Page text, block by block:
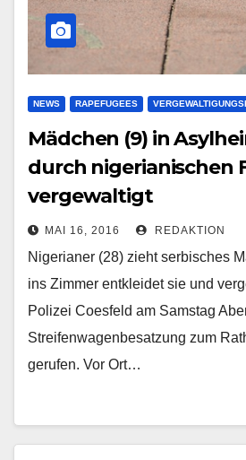
NEWS RAPEFUGEES
Mädchen (9) in
durch nigerianischen
vergewaltigt
MAI 16, 2016 REDAKTION
Nigerianer (28) zieht serbisches
ins Zimmer entkleidet sie und
Polizei Coesfeld am Samstag
Streifenwagenbesatzung zum
gerufen. Vor Ort…